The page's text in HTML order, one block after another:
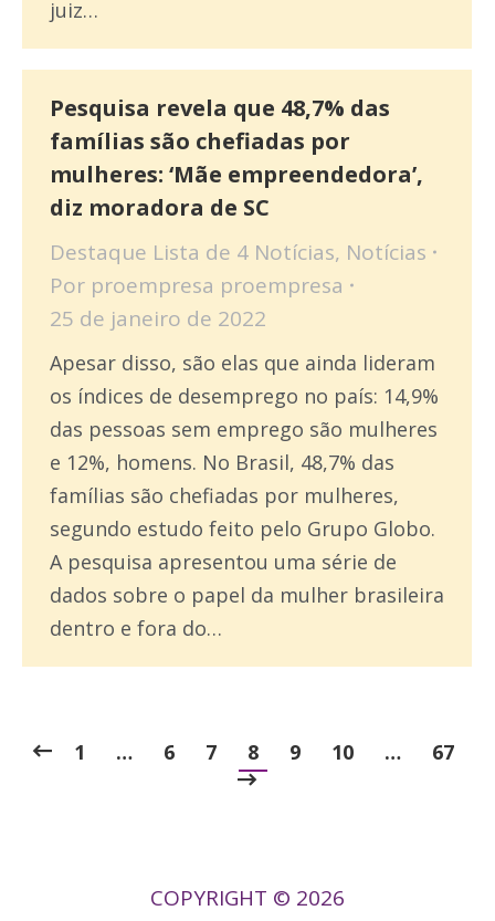
juiz…
Pesquisa revela que 48,7% das
famílias são chefiadas por
mulheres: ‘Mãe empreendedora’,
diz moradora de SC
Destaque Lista de 4 Notícias, Notícias
Por proempresa proempresa
25 de janeiro de 2022
Apesar disso, são elas que ainda lideram
os índices de desemprego no país: 14,9%
das pessoas sem emprego são mulheres
e 12%, homens. No Brasil, 48,7% das
famílias são chefiadas por mulheres,
segundo estudo feito pelo Grupo Globo.
A pesquisa apresentou uma série de
dados sobre o papel da mulher brasileira
dentro e fora do…
1 … 6 7 8 9 10 … 67
COPYRIGHT © 2026